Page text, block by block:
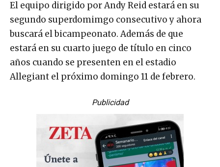
El equipo dirigido por Andy Reid estará en su
segundo superdomimgo consecutivo y ahora
buscará el bicampeonato. Además de que
estará en su cuarto juego de título en cinco
años cuando se presenten en el estadio
Allegiant el próximo domingo 11 de febrero.
Publicidad